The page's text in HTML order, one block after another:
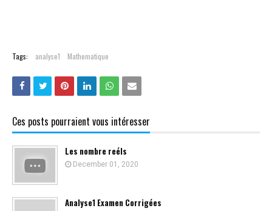
Tags: analyse1 Mathematique
Ces posts pourraient vous intéresser
Les nombre reéls
December 01, 2020
Analyse1 Examen Corrigées